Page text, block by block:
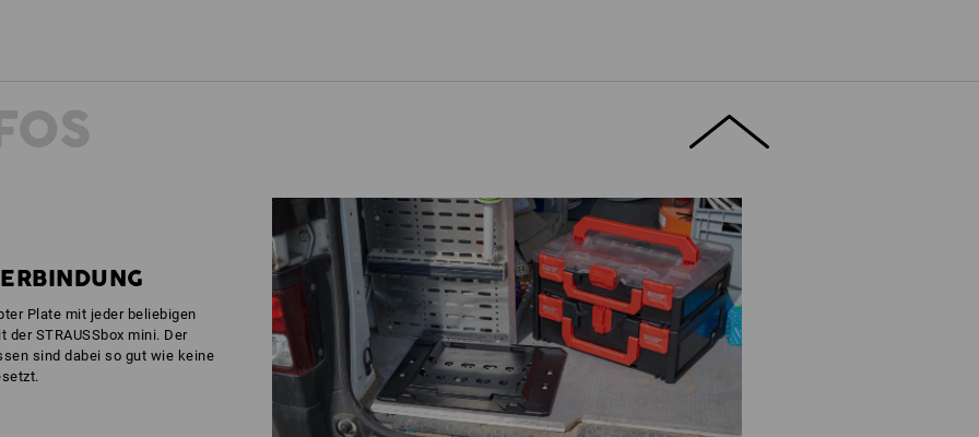
Plate mit jeder beliebigen
der STRAUSSbox mini. Der
sind dabei so gut wie keine